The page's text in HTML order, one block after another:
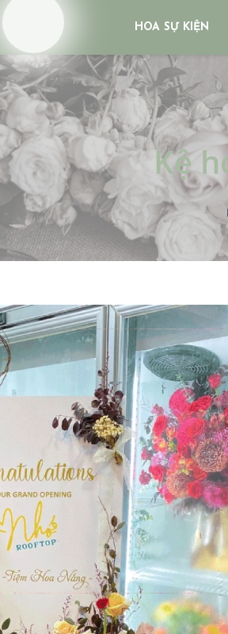
HOA SỰ KIỆN
Kệ